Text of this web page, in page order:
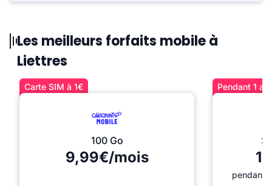
Les meilleurs forfaits mobile à
Liettres
Carte SIM à 1€
100 Go
9,99€/mois
Pendant 1
pendant